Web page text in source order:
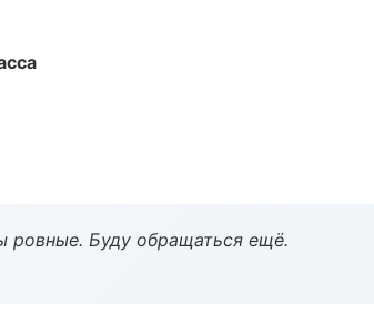
ровные. Буду обращаться ещё.